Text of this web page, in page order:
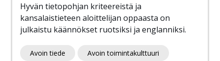
Hyvän tietopohjan kriteereistä ja
kansalaistieteen aloittelijan oppaasta on
julkaistu käännökset ruotsiksi ja englanniksi.
Avoin tiede Avoin toimintakulttuuri